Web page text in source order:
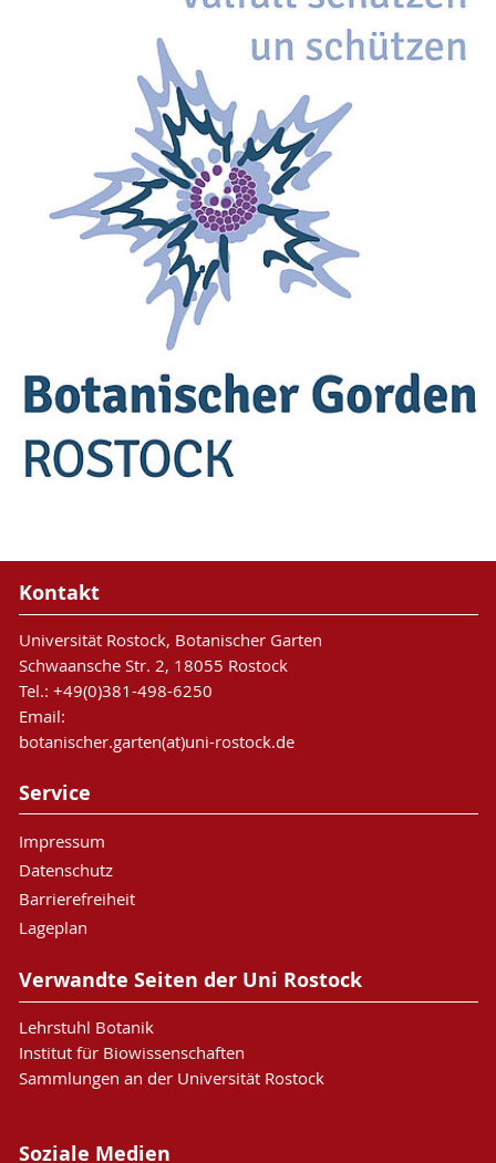
Kontakt
Universität Rostock, Botanischer Garten
Schwaansche Str. 2, 18055 Rostock
Tel.: +49(0)381-498-6250
Email:
botanischer.garten(at)uni-rostock.de
Service
Impressum
Datenschutz
Barrierefreiheit
Lageplan
Verwandte Seiten der Uni Rostock
Lehrstuhl Botanik
Institut für Biowissenschaften
Sammlungen an der Universität Rostock
Soziale Medien